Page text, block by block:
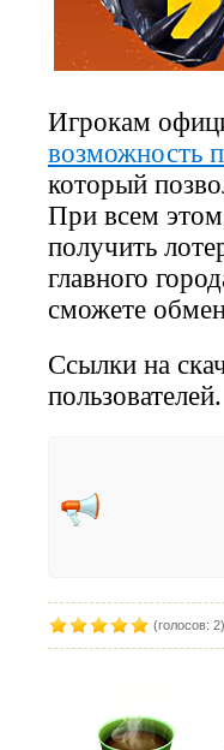
Игрокам
возможность
который
При всем
получить
главного
сможете
Ссылки на
пользователей.
(голосов: 2)